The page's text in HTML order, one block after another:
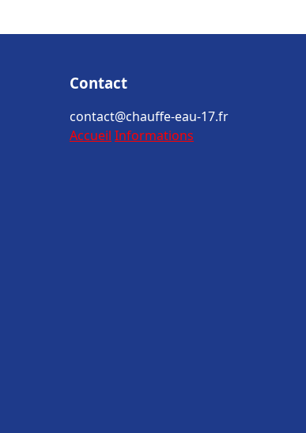
Contact
contact@chauffe-eau-17.fr
Accueil Informations